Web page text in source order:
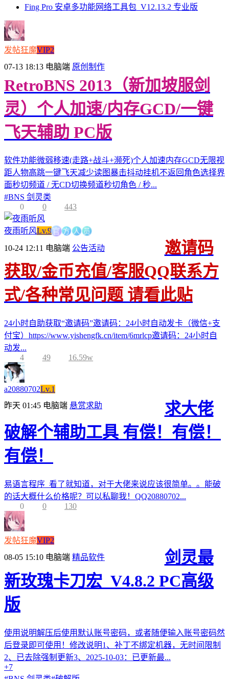
Fing Pro 安卓多功能网络工具包_V12.13.2 专业版
发帖狂魔VIP2
07-13 18:13 电脑端 原创制作
RetroBNS 2013（新加坡服剑
灵）个人加速/内存GCD/一键
飞天辅助 PC版
软件功能微弱移速(走路+战斗+濒死)个人加速内存GCD无限视
距人物高跳一键飞天减少读图暴击抖动挂机不返回角色选择界
面秒切频道 / 无CD切换频道秒切角色 / 秒...
#BNS 剑灵类
0
0 443
夜雨听风Lv.9官方人员
10-24 12:11 电脑端 公告活动
邀请码
获取/金币充值/客服QQ联系方
式/各种常见问题 请看此贴
24小时自助获取“邀请码”邀请码：24小时自动发卡（微信+支
付宝）https://www.yishengfk.cn/item/6mrlcp邀请码：24小时自
动发...
4
49 16.59w
a20880702Lv.1
昨天 01:45 电脑端 悬赏求助
求大佬
破解个辅助工具 有偿！有偿！
有偿！
易语言程序 看了就知道，对于大佬来说应该很简单。。能破
的话大概什么价格呢？可以私聊我！QQ20880702...
0
0 130
发帖狂魔VIP2
08-05 15:10 电脑端 精品软件
剑灵最
新玫瑰卡刀宏_V4.8.2 PC高级
版
使用说明解压后使用默认账号密码，或者随便输入账号密码然
后登录即可使用！修改说明1、补丁不绑定机器，无时间限制
2、已去除强制更新3、2025-10-03：已更新最...
+7